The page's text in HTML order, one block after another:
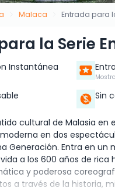
Malaca Entrada para
la Serie
Instantánea
Sin
cultural de Malasia en
en dos
Generación. Entra en
a los 600 años de rica
y poderosa
a través de la historia,